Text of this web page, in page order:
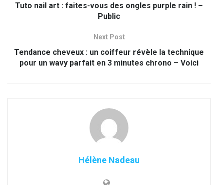
Tuto nail art : faites-vous des ongles purple rain ! –
Public
Next Post
Tendance cheveux : un coiffeur révèle la technique
pour un wavy parfait en 3 minutes chrono – Voici
Hélène Nadeau